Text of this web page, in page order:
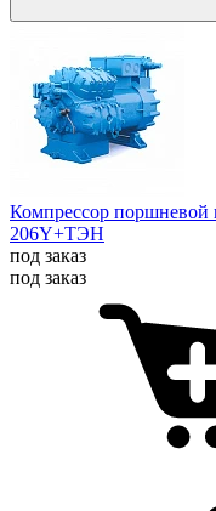
Компрессор поршневой
206Y+ТЭН
под заказ
под заказ